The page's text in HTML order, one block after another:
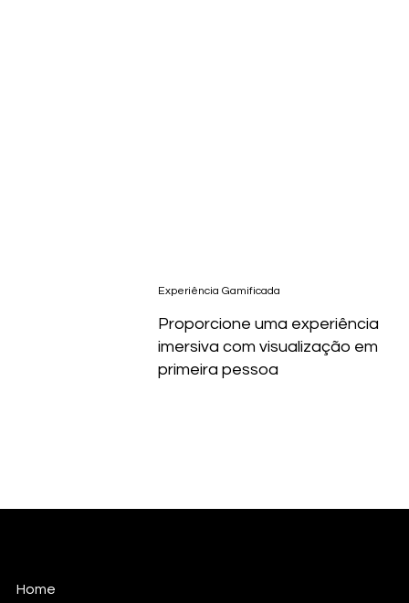
Experiência Gamificada
Proporcione uma experiência
imersiva com visualização em
primeira pessoa
Home